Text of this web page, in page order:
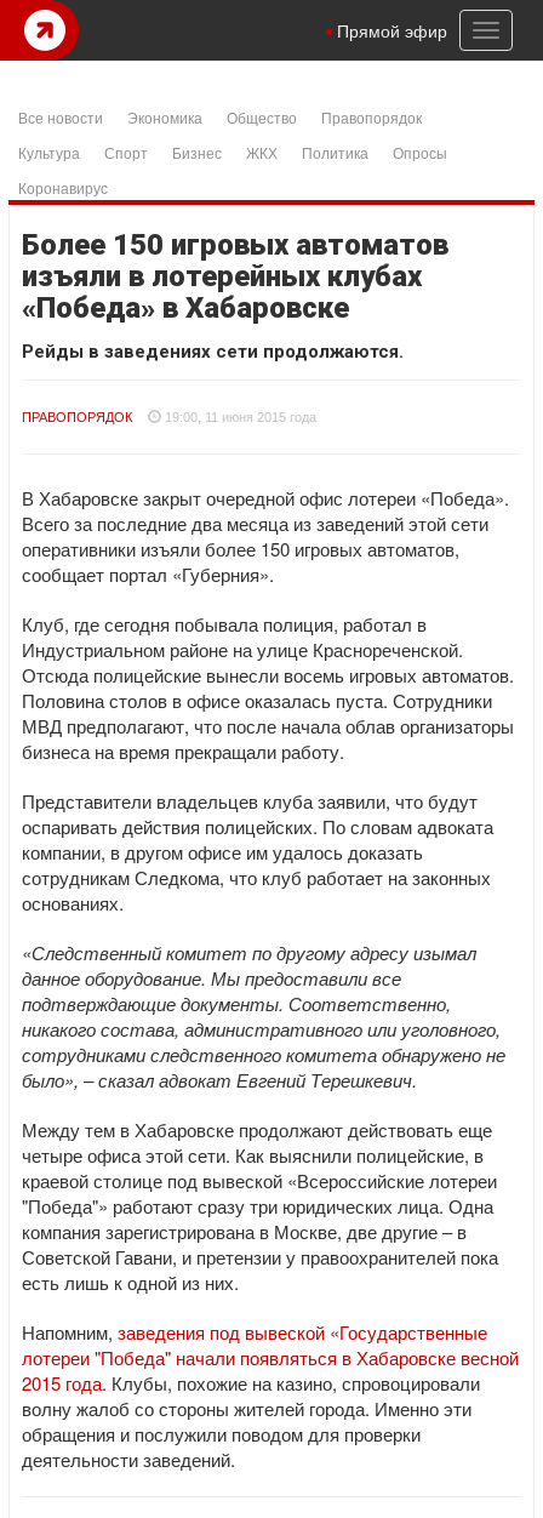
Toggle
Прямой эфир
Все новости Экономика Общество
Правопорядок
Культура
Спорт Бизнес ЖКХ Политика
Опросы
Коронавирус
Более 150 игровых автоматов
изъяли в лотерейных клубах
«Победа» в Хабаровске
Рейды в заведениях сети продолжаются.
ПРАВОПОРЯДОК 19:00, 11 июня 2015 года
В Хабаровске закрыт очередной офис лотереи «Победа».
Всего за последние два месяца из заведений этой сети
оперативники изъяли более 150 игровых автоматов,
сообщает портал «Губерния».
Клуб, где сегодня побывала полиция, работал в
Индустриальном районе на улице Краснореченской.
Отсюда полицейские вынесли восемь игровых автоматов.
Половина столов в офисе оказалась пуста. Сотрудники
МВД предполагают, что после начала облав организаторы
бизнеса на время прекращали работу.
Представители владельцев клуба заявили, что будут
оспаривать действия полицейских. По словам адвоката
компании, в другом офисе им удалось доказать
сотрудникам Следкома, что клуб работает на законных
основаниях.
«Следственный комитет по другому адресу изымал
данное оборудование. Мы предоставили все
подтверждающие документы. Соответственно,
никакого состава, административного или уголовного,
сотрудниками следственного комитета обнаружено не
было», – сказал адвокат Евгений Терешкевич.
Между тем в Хабаровске продолжают действовать еще
четыре офиса этой сети. Как выяснили полицейские, в
краевой столице под вывеской «Всероссийские лотереи
"Победа"» работают сразу три юридических лица. Одна
компания зарегистрирована в Москве, две другие – в
Советской Гавани, и претензии у правоохранителей пока
есть лишь к одной из них.
Напомним, заведения под вывеской «Государственные
лотереи "Победа" начали появляться в Хабаровске весной
2015 года. Клубы, похожие на казино, спровоцировали
волну жалоб со стороны жителей города. Именно эти
обращения и послужили поводом для проверки
деятельности заведений.